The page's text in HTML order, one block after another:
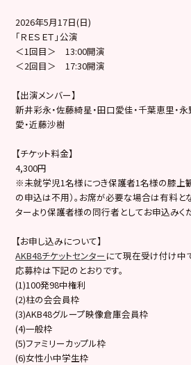
2026年5月17日(日)
「ＲＥＳＥＴ」公演
＜1回目＞ 13:00開演
＜2回目＞ 17:30開演
【出演メンバー】
新井彩永・佐藤綺星・田口愛佳・千葉恵里・
愛・近藤沙樹
【チケット料金】
4,300円
※未就学児1名様につき保護者1名様の膝上
の申込は不用）。お席が必要な場合は有料と
ターより保護者様の同行者としてお申込みく
【お申し込みについて】
AKB48チケットセンター にて現在受け付け中
応募枠は下記のとおりです。
(1)100発98中権利
(2)柱の会会員枠
(3)AKB48グループ映像倉庫会員枠
(4)一般枠
(5)ファミリーカップル枠
(6)女性小中学生枠